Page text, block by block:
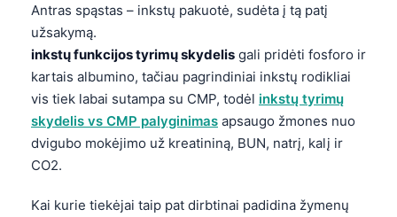
Antras spąstas – inkstų pakuotė, sudėta į tą patį
užsakymą.
inkstų funkcijos tyrimų skydelis gali pridėti fosforo ir
kartais albumino, tačiau pagrindiniai inkstų rodikliai
vis tiek labai sutampa su CMP, todėl inkstų tyrimų
skydelis vs CMP palyginimas apsaugo žmones nuo
dvigubo mokėjimo už kreatininą, BUN, natrį, kalį ir
CO2.
Kai kurie tiekėjai taip pat dirbtinai padidina žymenų